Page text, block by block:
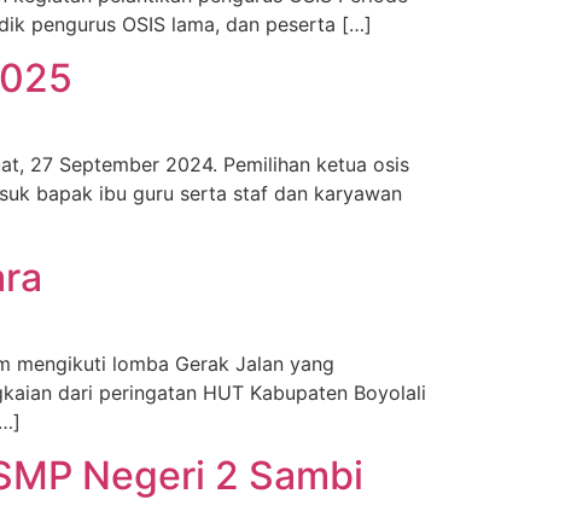
pengurus OSIS lama, dan peserta […]
27 September 2024. Pemilihan ketua osis
bapak ibu guru serta staf dan karyawan
mengikuti lomba Gerak Jalan yang
dari peringatan HUT Kabupaten Boyolali
Negeri 2 Sambi